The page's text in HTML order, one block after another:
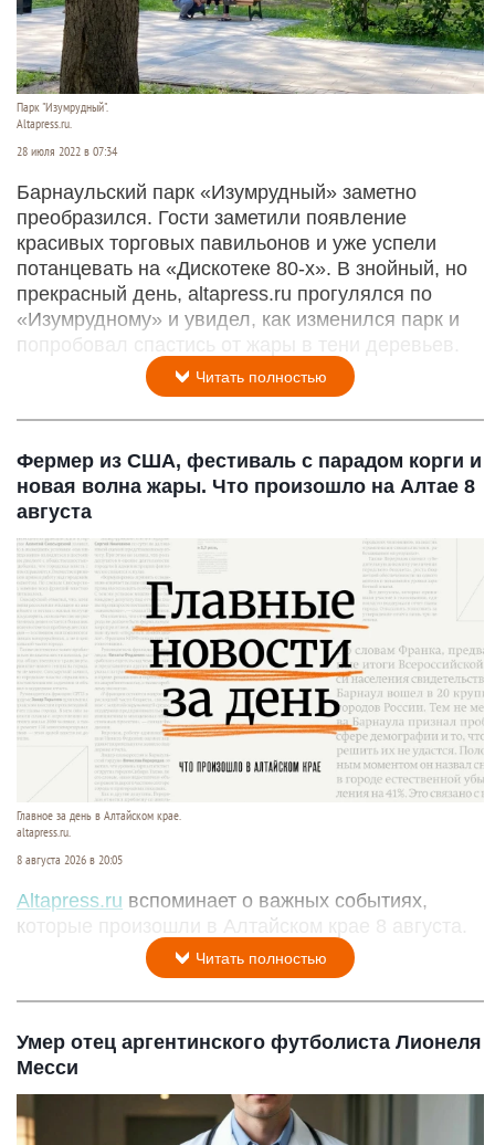
Парк "Изумрудный".
Altapress.ru.
28 июля 2022 в 07:34
Барнаульский парк «Изумрудный» заметно
преобразился. Гости заметили появление
красивых торговых павильонов и уже успели
потанцевать на «Дискотеке 80-х». В знойный, но
прекрасный день, altapress.ru прогулялся по
«Изумрудному» и увидел, как изменился парк и
попробовал спастись от жары в тени деревьев.
Читать полностью
Фермер из США, фестиваль с парадом корги и
новая волна жары. Что произошло на Алтае 8
августа
Главное за день в Алтайском крае.
altapress.ru.
8 августа 2026 в 20:05
Altapress.ru вспоминает о важных событиях,
которые произошли в Алтайском крае 8 августа.
Читать полностью
Умер отец аргентинского футболиста Лионеля
Месси